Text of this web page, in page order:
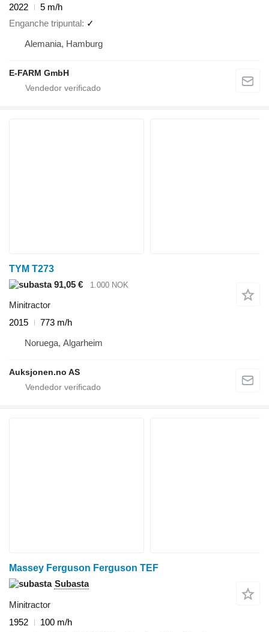
2022
5 m/h
Enganche tripuntal ✓
Alemania, Hamburg
E-FARM GmbH
TYM T273
91,05 €
1.000 NOK
Minitractor
2015
773 m/h
Noruega, Algarheim
Auksjonen.no AS
Massey Ferguson Ferguson TEF
Subasta
Minitractor
1952
100 m/h